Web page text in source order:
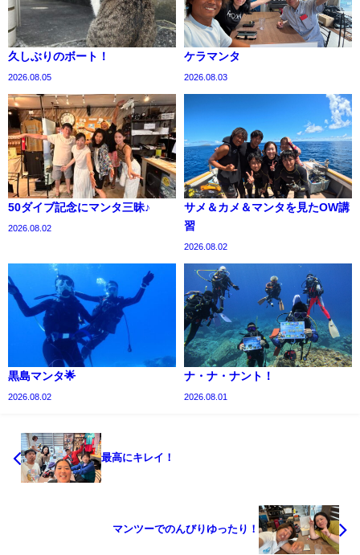
久しぶりのボート！
2026.08.05
ケラマンタ
2026.08.03
50ダイブ記念にマンタ三昧♪
2026.08.02
サメ＆カメ＆マンタを見たOW講
習
2026.08.02
黒島マンタ🌟
2026.08.02
ナ・ナ・ナント！
2026.08.01
最高にキレイ！
マンツーでのんびりゆったり！